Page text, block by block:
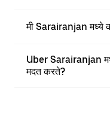
मी Sarairanjan मध्ये
Uber Sarairanjan
मदत करते?